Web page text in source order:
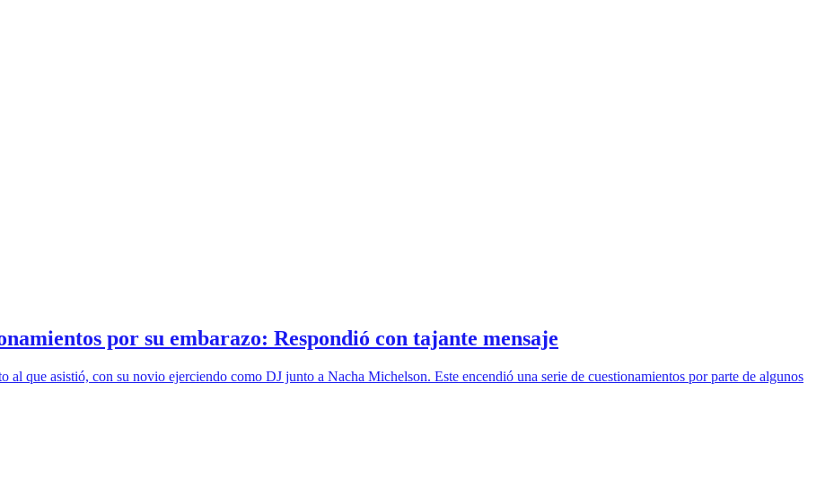
por su embarazo: Respondió con tajante mensaje
al que asistió, con su novio ejerciendo como DJ junto a Nacha Michelson. Este encendió una serie de cuestionamientos por parte de algunos